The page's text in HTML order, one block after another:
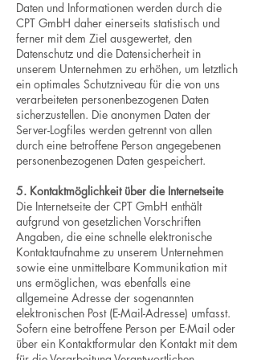
Daten und Informationen werden durch die
CPT GmbH daher einerseits statistisch und
ferner mit dem Ziel ausgewertet, den
Datenschutz und die Datensicherheit in
unserem Unternehmen zu erhöhen, um letztlich
ein optimales Schutzniveau für die von uns
verarbeiteten personenbezogenen Daten
sicherzustellen. Die anonymen Daten der
Server-Logfiles werden getrennt von allen
durch eine betroffene Person angegebenen
personenbezogenen Daten gespeichert.
5. Kontaktmöglichkeit über die Internetseite
Die Internetseite der CPT GmbH enthält
aufgrund von gesetzlichen Vorschriften
Angaben, die eine schnelle elektronische
Kontaktaufnahme zu unserem Unternehmen
sowie eine unmittelbare Kommunikation mit
uns ermöglichen, was ebenfalls eine
allgemeine Adresse der sogenannten
elektronischen Post (E-Mail-Adresse) umfasst.
Sofern eine betroffene Person per E-Mail oder
über ein Kontaktformular den Kontakt mit dem